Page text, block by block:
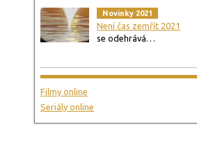
Novinky 2021
Není čas zemřít 2021
se odehrává…
Filmy online
Seriály online